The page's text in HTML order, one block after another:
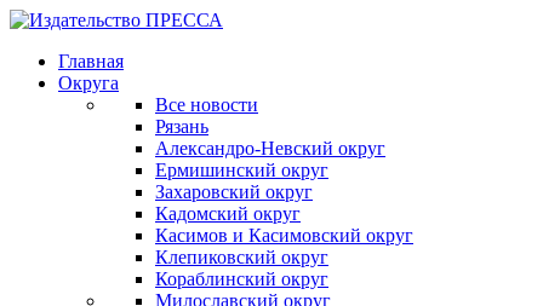
Главная
Округа
Все новости
Рязань
Александро-Невский округ
Ермишинский округ
Захаровский округ
Кадомский округ
Касимов и Касимовский округ
Клепиковский округ
Кораблинский округ
Милославский округ